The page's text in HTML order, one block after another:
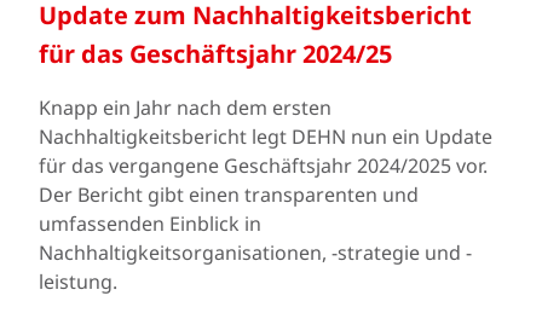
Update zum Nachhaltigkeitsbericht
für das Geschäftsjahr 2024/25
Knapp ein Jahr nach dem ersten
Nachhaltigkeitsbericht legt DEHN nun ein Update
für das vergangene Geschäftsjahr 2024/2025 vor.
Der Bericht gibt einen transparenten und
umfassenden Einblick in
Nachhaltigkeitsorganisationen, -strategie und -
leistung.